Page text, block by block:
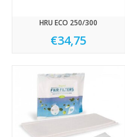
HRU ECO 250/300
€34,75